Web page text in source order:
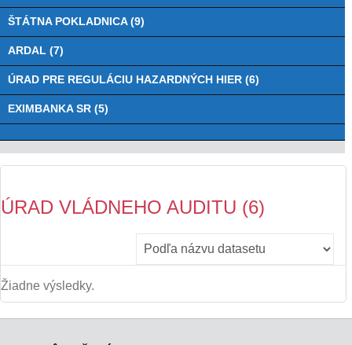
ŠTÁTNA POKLADNICA (9)
ARDAL (7)
ÚRAD PRE REGULÁCIU HAZARDNÝCH HIER (6)
EXIMBANKA SR (5)
ÚRAD VLÁDNEHO AUDITU (6)
Žiadne výsledky.